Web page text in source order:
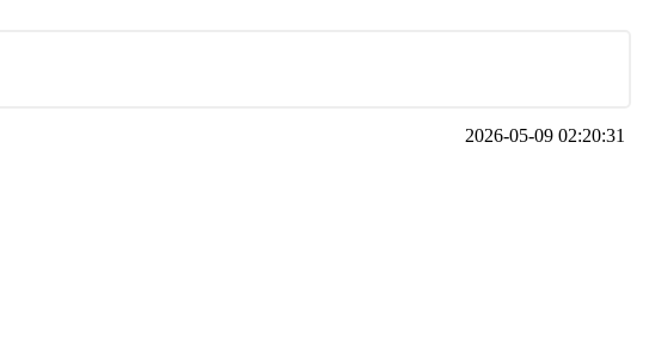
2026-05-09 02:20:31